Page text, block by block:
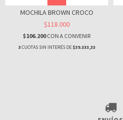
MOCHILA BROWN CROCO
$118.000
$106.200CON A CONVENIR
3CUOTAS SIN INTERÉS DE$39.333,33